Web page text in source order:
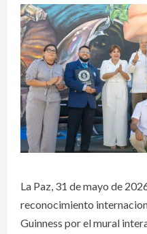
La Paz, 31 de mayo de
reconocimiento
Guinness por el mural